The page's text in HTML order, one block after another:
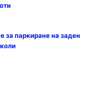
за паркиране на заден